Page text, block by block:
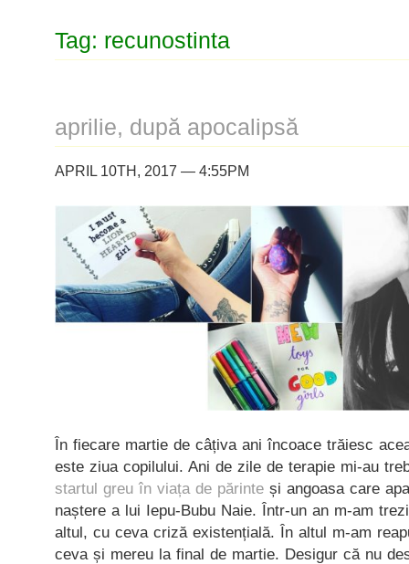
Tag: recunostinta
aprilie, după apocalipsă
APRIL 10TH, 2017 — 4:55PM
În fiecare martie de câțiva ani încoace trăiesc
este ziua copilului. Ani de zile de terapie mi-au
startul greu în viața de părinte și angoasa care
naștere a lui Iepu-Bubu Naie. Într-un an m-am
altul, cu ceva criză existențială. În altul m-am
ceva și mereu la final de martie. Desigur că nu